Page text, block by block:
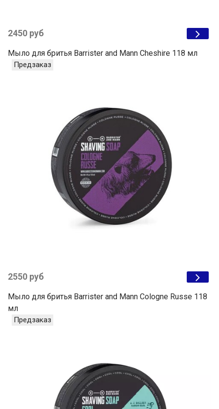
2450 руб
Мыло для бритья Barrister and Mann Cheshire 118 мл
Предзаказ
2550 руб
Мыло для бритья Barrister and Mann Cologne Russe 118
мл
Предзаказ